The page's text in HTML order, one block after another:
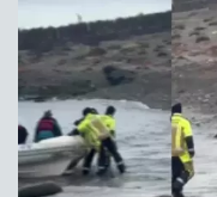
TVN VERTICAL
TVN PLAY
PROGRAMAS